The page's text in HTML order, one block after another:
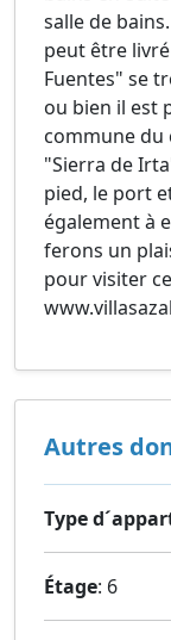
salle de
peut être
Fuentes" se
ou bien il est
commune du
"Sierra de
pied, le port
également à
ferons un
pour visiter
Autres
Type
Étage: 6